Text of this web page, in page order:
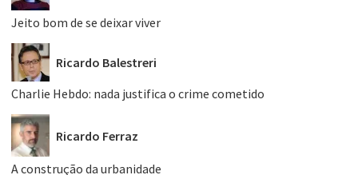
Jeito bom de se deixar viver
Ricardo Balestreri
Charlie Hebdo: nada justifica o crime cometido
Ricardo Ferraz
A construção da urbanidade